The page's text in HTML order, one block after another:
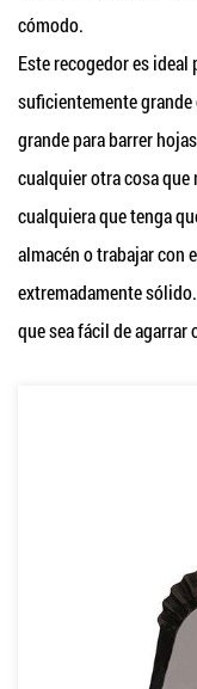
cómodo.
Este recogedor es ideal
suficientemente grande
grande para barrer
cualquier otra cosa
cualquiera que tenga
almacén o trabajar con
extremadamente
que sea fácil de agarrar